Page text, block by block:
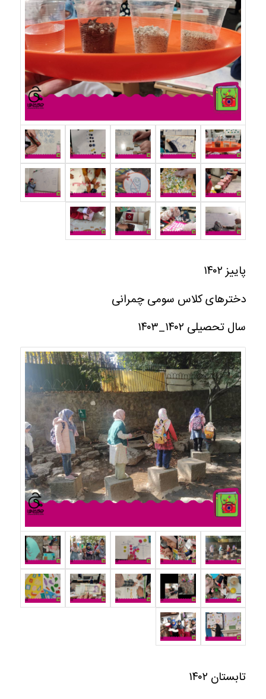
پاییز ۱۴۰۲
دخترهای کلاس سومی چمرانی
سال تحصیلی ۱۴۰۲_۱۴۰۳
تابستان ۱۴۰۲